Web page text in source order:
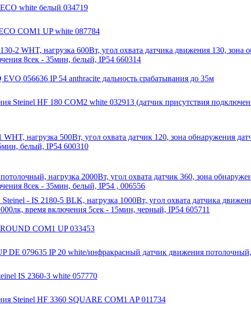
white белый 034719
COM1 UP white 087784
2 WHT, нагрузка 600Вт, угол охвата датчика движения 130, зона
8сек - 35мин, белый, IP54 660314
056636 IP 54 anthracite дальность срабатывания до 35м
Steinel HF 180 COM2 white 032913 (датчик присутствия
нагрузка 500Вт, угол охвата датчик 120, зона обнаружения
белый, IP54 600310
нагрузка 2000Вт, угол охвата датчик 360, зона
8сек - 35мин, белый, IP54 , 006556
- IS 2180-5 BLK, нагрузка 1000Вт, угол охвата датчика
время включения 5сек - 15мин, черный, IP54 605711
COM1 UP 033453
DE 079635 IP 20 white/инфракрасный датчик движения
IS 2360-3 white 057770
Steinel HF 3360 SQUARE COM1 AP 011734